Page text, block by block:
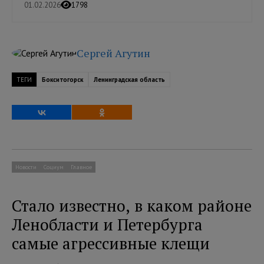
01.02.2026 1798
Сергей Агутин
ТЕГИ Бокситогорск Ленинградская область
Новости Социум Главное
Стало известно, в каком районе
Ленобласти и Петербурга
самые агрессивные клещи